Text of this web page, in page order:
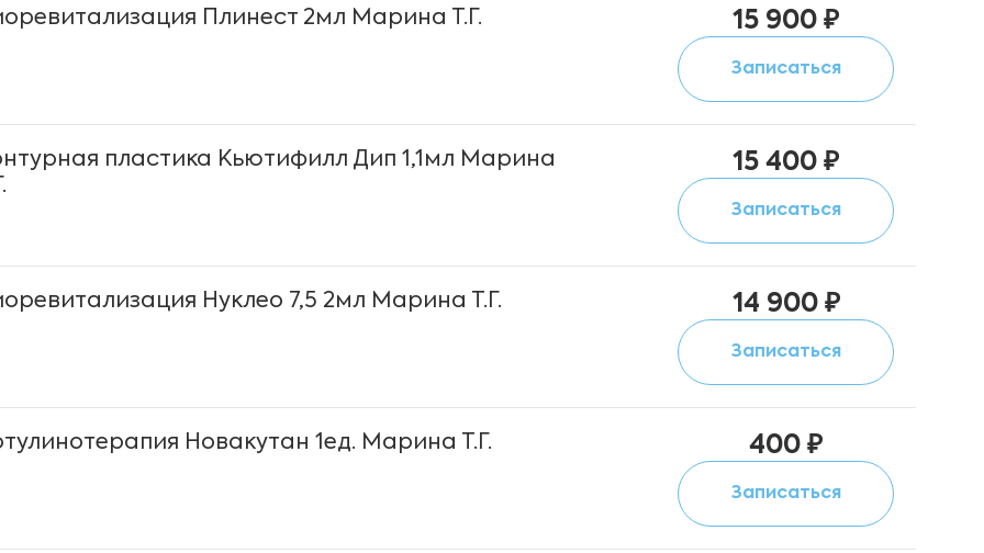
Плинест 2мл Марина Т.Г. 15 900 ₽
Записаться
пластика Кьютифилл Дип 1,1мл Марина
15 400 ₽
Записаться
Нуклео 7,5 2мл Марина Т.Г. 14 900 ₽
Записаться
Новакутан 1ед. Марина Т.Г. 400 ₽
Записаться